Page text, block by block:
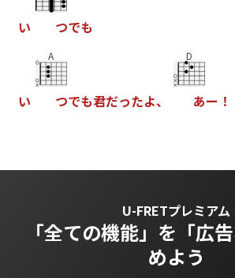
い つでも
い
A
つでも君だったよ、
D
あー ！
U-FRETプレミアム
「全ての機能」を 「広
めよう